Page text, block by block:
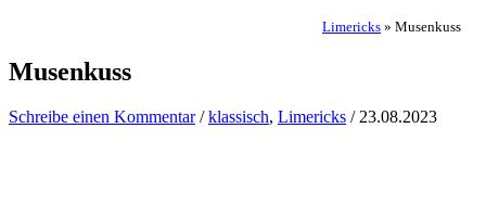
Limericks » Musenkuss
Musenkuss
Schreibe einen Kommentar /klassisch, Limericks /23.08.2023